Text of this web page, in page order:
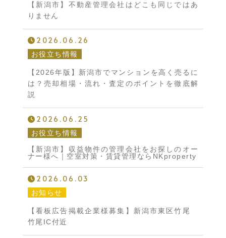
【新潟市】不動産管理会社はどこも同じではあ
りません
2026.06.26
お役立ち情報
【2026年版】新潟市でマンションを高く売るに
は？売却相場・流れ・査定のポイントを徹底解
説
2026.06.25
お役立ち情報
【新潟市】収益物件の管理会社をお探しのオー
ナー様へ｜空室対策・賃貸管理ならNKproperty
2026.06.03
お知らせ
【看板広告掲載企業様募集】新潟市東区竹尾
竹尾IC付近